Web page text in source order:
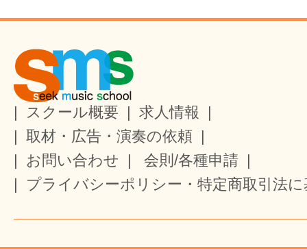
| スクール概要 | 求人情報
|
| 取材・広告・演奏の依頼 |
| お問い合わせ | 会則/各種申請 |
|
プライバシーポリシー・特定商取引法